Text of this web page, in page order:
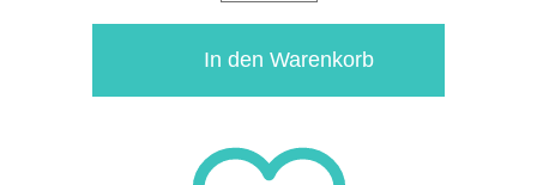
In den Warenkorb